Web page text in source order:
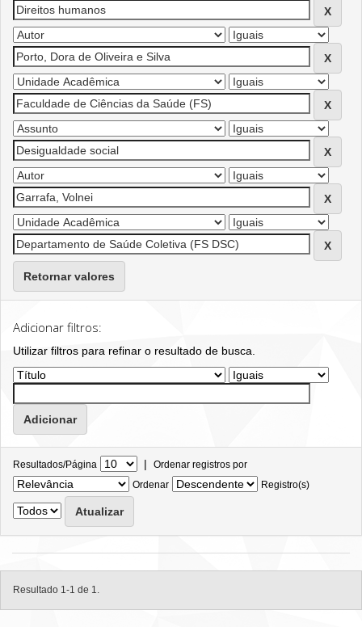
Retornar valores
Adicionar filtros:
Utilizar filtros para refinar o resultado de busca.
Resultados/Página | Ordenar registros por
Ordenar
Registro(s)
Resultado 1-1 de 1.